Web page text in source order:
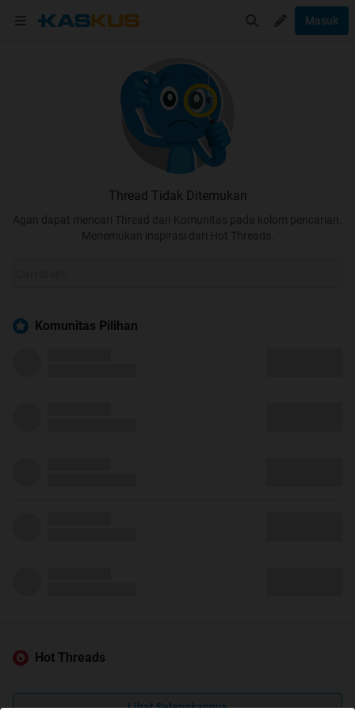
Masuk
Thread Tidak Ditemukan
Agan dapat mencari Thread dan Komunitas pada kolom pencarian.
Menemukan inspirasi dari Hot Threads.
Komunitas Pilihan
Hot Threads
Lihat Selengkapnya